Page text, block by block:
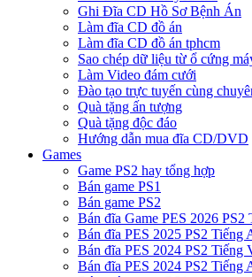
Ghi Đĩa CD Hồ Sơ Bệnh Án
Làm đĩa CD đồ án
Làm đĩa CD đồ án tphcm
Sao chép dữ liệu từ ổ cứng
Làm Video đám cưới
Đào tạo trực tuyến cùng
Quà tặng ấn tượng
Quà tặng độc đáo
Hướng dẫn mua đĩa CD/DVD
Games
Game PS2 hay tổng hợp
Bán game PS1
Bán game PS2
Bán đĩa Game PES 2026 PS2
Bán đĩa PES 2025 PS2 Tiếng
Bán đĩa PES 2024 PS2 Tiếng
Bán đĩa PES 2024 PS2 Tiếng